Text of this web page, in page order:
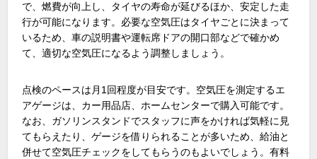
で、燃費が向上し、タイヤの寿命が延びるほか、安定した走
行が可能になります。必要な空気圧はタイヤごとに決まって
いるため、車の説明書や運転席ドアの開口部などで確かめ
て、適切な空気圧になるよう調整しましょう。
点検のペースは月1回程度が目安です。空気圧を測定するエ
アゲージは、カー用品店、ホームセンターで購入可能です。
なお、ガソリンスタンドでスタッフに声をかければ気軽に見
てもらえたり、ゲージを借りられることが多いため、給油と
併せて空気圧チェックをしてもらうのもよいでしょう。有料